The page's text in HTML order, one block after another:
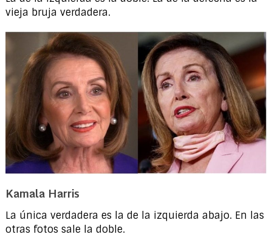
vieja bruja verdadera.
Kamala Harris
La única verdadera es la de la izquierda abajo. En las
otras fotos sale la doble.